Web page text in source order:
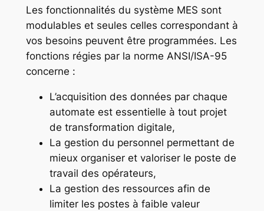
Les fonctionnalités du système MES sont
modulables et seules celles correspondant à
vos besoins peuvent être programmées. Les
fonctions régies par la norme ANSI/ISA-95
concerne :
L’acquisition des données par chaque
automate est essentielle à tout projet
de transformation digitale,
La gestion du personnel permettant de
mieux organiser et valoriser le poste de
travail des opérateurs,
La gestion des ressources afin de
limiter les postes à faible valeur